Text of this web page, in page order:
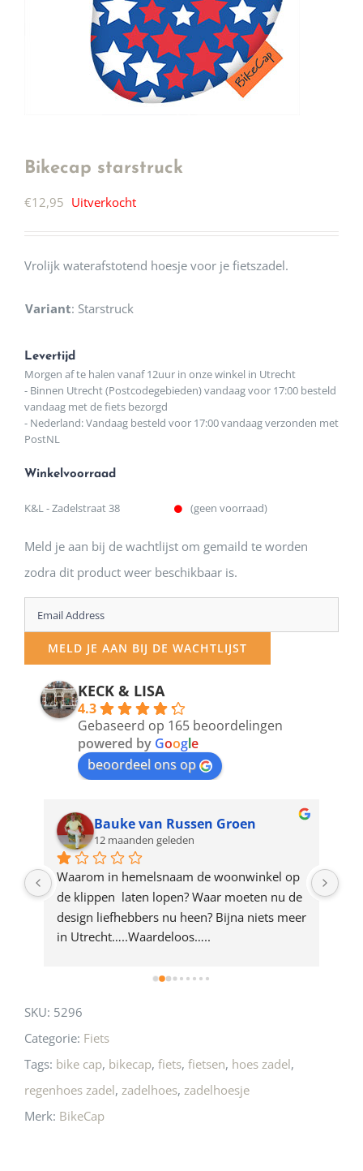
Bikecap starstruck
€12,95 Uitverkocht
Vrolijk waterafstotend hoesje voor je fietszadel.
Variant: Starstruck
Levertijd
Morgen af te halen vanaf 12uur in onze winkel in Utrecht
- Binnen Utrecht (Postcodegebieden) vandaag voor 17:00 besteld
vandaag met de fiets bezorgd
- Nederland: Vandaag besteld voor 17:00 vandaag verzonden met
PostNL
Winkelvoorraad
K&L - Zadelstraat 38 (geen voorraad)
Meld je aan bij de wachtlijst om gemaild te worden
zodra dit product weer beschikbaar is.
Enter
your
email
address
product
MELD JE AAN BIJ DE WACHTLIJST
KECK & LISA
4.3
Gebaseerd op 165 beoordelingen
powered by Google
beoordeel ons op
Bauke van Russen Groen
12 maanden geleden
Waarom in hemelsnaam de woonwinkel op
de klippen  laten lopen? Waar moeten nu de
design liefhebbers nu heen? Bijna niets meer
in Utrecht…..Waardeloos…..
SKU: 5296
Categorie: Fiets
Tags: bike cap, bikecap, fiets, fietsen, hoes zadel,
regenhoes zadel, zadelhoes, zadelhoesje
Merk: BikeCap